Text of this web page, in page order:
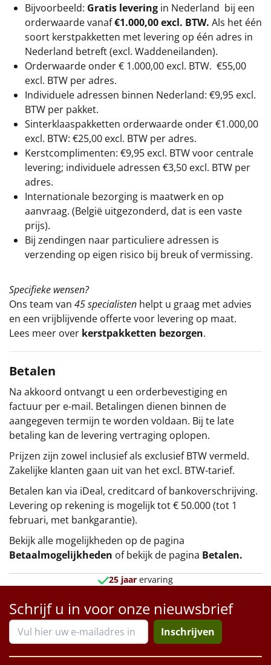
Bijvoorbeeld: Gratis levering in Nederland bij een
orderwaarde vanaf€1.000,00 excl. BTW. Als het één
soort kerstpakketten met levering op één adres in
Nederland betreft (excl. Waddeneilanden).
Orderwaarde onder € 1.000,00 excl. BTW. €55,00
excl. BTW per adres.
Individuele adressen binnen Nederland: €9,95 excl.
BTW per pakket.
Sinterklaaspakketten orderwaarde onder €1.000,00
excl. BTW: €25,00 excl. BTW per adres.
Kerstcomplimenten: €9,95 excl. BTW voor centrale
levering; individuele adressen €3,50 excl. BTW per
adres.
Internationale bezorging is maatwerk en op
aanvraag. (België uitgezonderd, dat is een vaste
prijs).
Bij zendingen naar particuliere adressen is
verzending op eigen risico bij breuk of vermissing.
Specifieke wensen?
Ons team van 45 specialisten helpt u graag met advies
en een vrijblijvende offerte voor levering op maat.
Lees meer over kerstpakketten bezorgen.
Betalen
Na akkoord ontvangt u een orderbevestiging en
factuur per e-mail. Betalingen dienen binnen de
aangegeven termijn te worden voldaan. Bij te late
betaling kan de levering vertraging oplopen.
Prijzen zijn zowel inclusief als exclusief BTW vermeld.
Zakelijke klanten gaan uit van het excl. BTW-tarief.
Betalen kan via iDeal, creditcard of bankoverschrijving.
Levering op rekening is mogelijk tot € 50.000 (tot 1
februari, met bankgarantie).
Bekijk alle mogelijkheden op de pagina
Betaalmogelijkheden of bekijk de pagina Betalen.
25 jaar ervaring
Schrijf u in voor onze nieuwsbrief
Inschrijven